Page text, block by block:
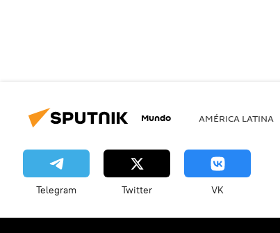
Mundo AMÉRICA LATINA
Telegram Twitter VK